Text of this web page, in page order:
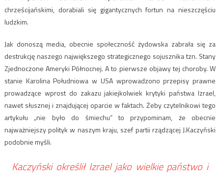
chrześcijańskimi, dorabiali się gigantycznych fortun na nieszczęściu
ludzkim.
Jak donoszą media, obecnie społeczność żydowska zabrała się za
destrukcję naszego największego strategicznego sojusznika tzn. Stany
Zjednoczone Ameryki Północnej. A to pierwsze objawy tej choroby. W
stanie Karolina Południowa w USA wprowadzono przepisy prawne
prowadzące wprost do zakazu jakiejkolwiek krytyki państwa Izrael,
nawet słusznej i znajdującej oparcie w faktach. Żeby czytelnikowi tego
artykułu „nie było do śmiechu” to przypominam, że obecnie
najważniejszy polityk w naszym kraju, szef partii rządzącej J.Kaczyński
podobnie myśli.
Kaczyński określił Izrael jako wielkie państwo i